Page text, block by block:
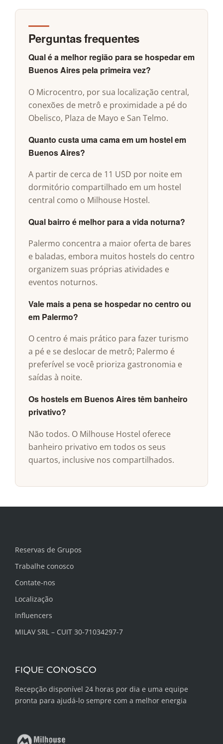
Perguntas frequentes
Qual é a melhor região para se hospedar em
Buenos Aires pela primeira vez?
O Microcentro, por sua localização central,
conexões de metrô e proximidade a pé do
Obelisco, Plaza de Mayo e San Telmo.
Quanto custa uma cama em um hostel em
Buenos Aires?
A partir de cerca de 11 USD por noite em
dormitório compartilhado em um hostel
central como o Milhouse Hostel.
Qual bairro é melhor para a vida noturna?
Palermo concentra a maior oferta de bares
e baladas, embora muitos hostels do centro
organizem suas próprias atividades e
eventos noturnos.
Vale mais a pena se hospedar no centro ou
em Palermo?
O centro é mais prático para fazer turismo
a pé e se deslocar de metrô; Palermo é
preferível se você prioriza gastronomia e
saídas à noite.
Os hostels em Buenos Aires têm banheiro
privativo?
Não todos. O Milhouse Hostel oferece
banheiro privativo em todos os seus
quartos, inclusive nos compartilhados.
Reservas de Grupos
Trabalhe conosco
Contate-nos
Localização
Influencers
MILAV SRL – CUIT 30-71034297-7
FIQUE CONOSCO
Recepção disponível 24 horas por dia e uma equipe
pronta para ajudá-lo sempre com a melhor energia